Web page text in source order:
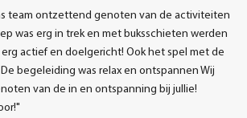
team ontzettend genoten van de activiteiten
was erg in trek en met buksschieten werden
actief en doelgericht! Ook het spel met de
begeleiding was relax en ontspannen Wij
van de in en ontspanning bij jullie!